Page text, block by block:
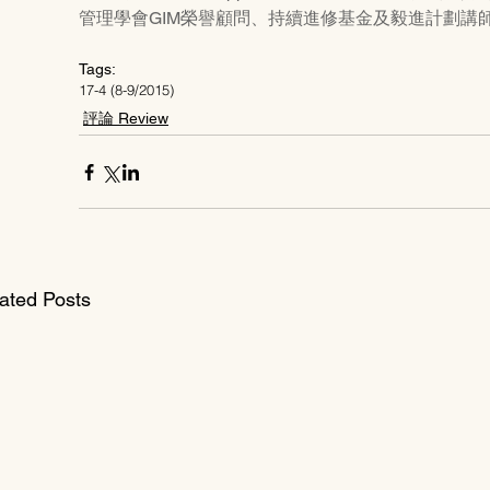
管理學會GIM榮譽顧問、持續進修基金及毅進計劃講師
Tags:
17-4 (8-9/2015)
評論 Review
Posts